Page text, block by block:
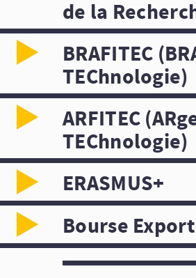
de la
BRAFITEC
TEChnologie)
ARFITEC
TEChnologie)
ERASMUS+
Bourse Export